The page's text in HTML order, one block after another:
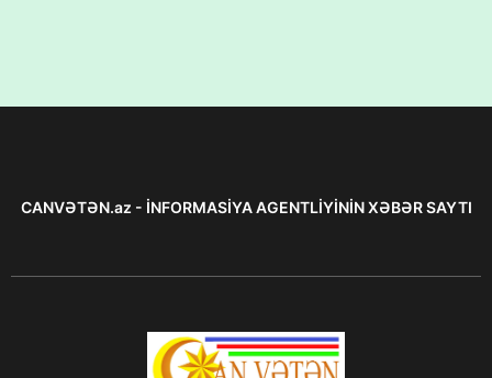
CANVƏTƏN.az - İNFORMASİYA AGENTLİYİNİN XƏBƏR SAYTI